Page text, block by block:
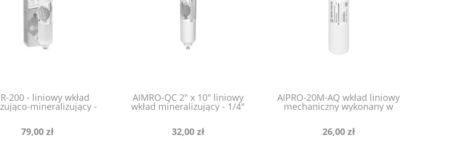
200 - liniowy wkład
mineralizujący -
ORP wody oraz
79,00 zł
AIMRO-QC 2" x 10" liniowy
wkład mineralizujący - 1/4"
32,00 zł
AIPRO-20M-AQ wkład liniowy
mechaniczny wykonany w
technologii "melt-blow"
26,00 zł